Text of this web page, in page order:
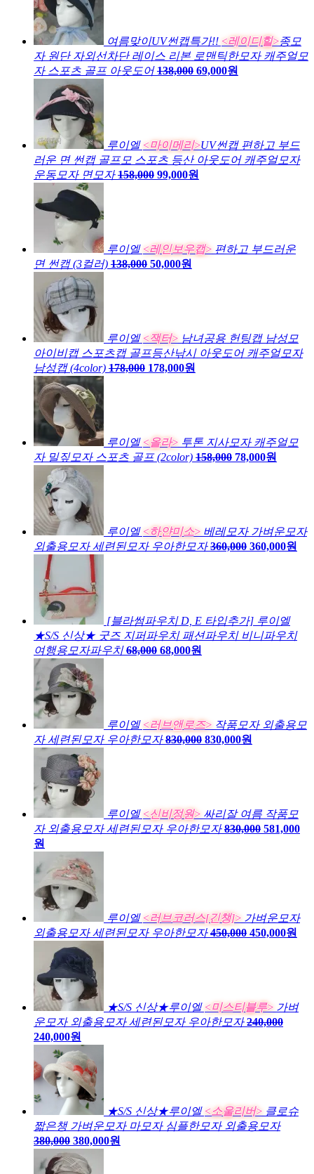
여름맞이UV썬캡특가!! <레이디힐>종모
자 원단 자외선차단 레이스 리본 로맨틱한모자 캐주얼모
자 스포츠 골프 아웃도어138,000 69,000원
루이엘 <마이메리>UV썬캡 편하고 부드
러운 면 썬캡 골프모 스포츠 등산 아웃도어 캐주얼모자
운동모자 면모자158,000 99,000원
루이엘 <레인보우캡> 편하고 부드러운
면 썬캡 (3컬러) 138,000 50,000원
루이엘 <잭터> 남녀공용 헌팅캡 남성모
아이비캡 스포츠캡 골프등산낚시 아웃도어 캐주얼모자
남성캡 (4color) 178,000 178,000원
루이엘 <올라> 투톤 지사모자 캐주얼모
자 밀짚모자 스포츠 골프 (2color) 158,000 78,000원
루이엘 <하얀미소> 베레모자 가벼운모자
외출용모자 세련된모자 우아한모자 360,000 360,000원
[블라썸파우치 D, E 타입추가] 루이엘
★S/S 신상★ 굿즈 지퍼파우치 패션파우치 비니파우치
여행용모자파우치 68,000 68,000원
루이엘 <러브앤로즈> 작품모자 외출용모
자 세련된모자 우아한모자 830,000 830,000원
루이엘 <신비정원> 싸리잘 여름 작품모
자 외출용모자 세련된모자 우아한모자 830,000 581,000
원
루이엘 <러브코러스[긴챙]> 가벼운모자
외출용모자 세련된모자 우아한모자 450,000 450,000원
★S/S 신상★루이엘 <미스티블루> 가벼
운모자 외출용모자 세련된모자 우아한모자 240,000
240,000원
★S/S 신상★루이엘 <소울리버> 클로슈
짧은챙 가벼운모자 마모자 심플한모자 외출용모자
380,000 380,000원